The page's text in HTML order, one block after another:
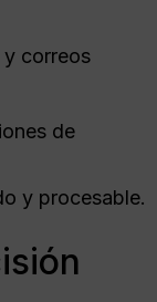
y correos
de
y procesable.